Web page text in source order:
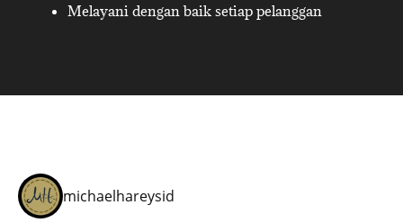
Melayani dengan baik setiap pelanggan
michaelhareysid